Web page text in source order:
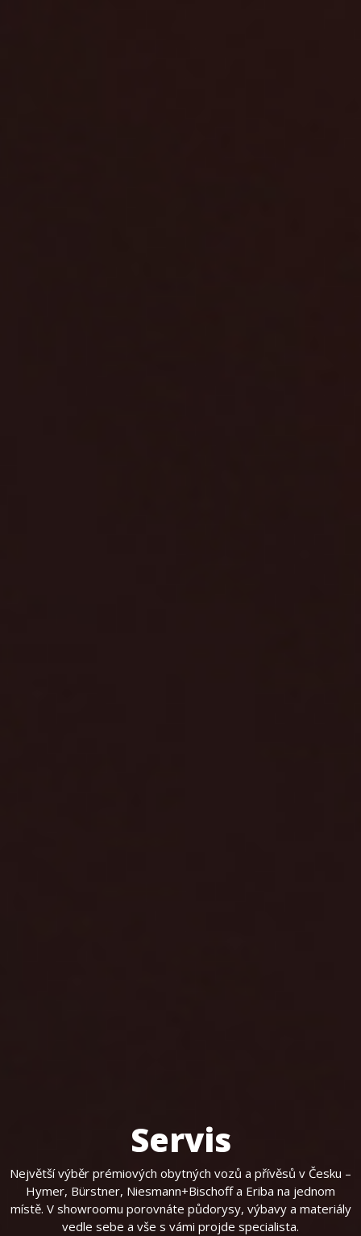
Servis
Největší výběr prémiových obytných vozů a přívěsů v Česku –
Hymer, Bürstner, Niesmann+Bischoff a Eriba na jednom
místě. V showroomu porovnáte půdorysy, výbavy a materiály
vedle sebe a vše s vámi projde specialista.